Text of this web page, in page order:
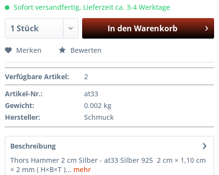
Sofort versandfertig, Lieferzeit ca. 3-4 Werktage
In denWarenkorb
Merken Bewerten
Verfügbare Artikel:
2
Artikel-Nr.:
at33
Gewicht:
0.002 kg
Hersteller: Schmuck
Beschreibung
Thors Hammer 2 cm Silber - at33 Silber 925 2 cm × 1,10 cm
× 2 mm ( H×B×T )... mehr